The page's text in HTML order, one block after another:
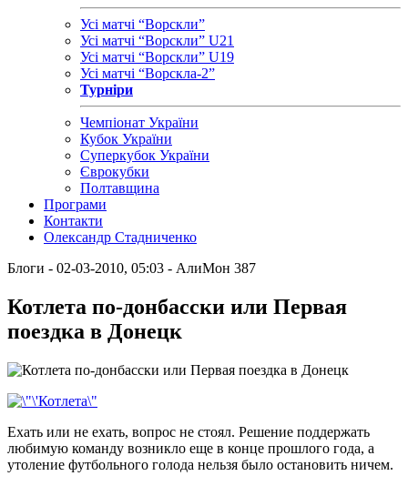
Усі матчі “Ворскли”
Усі матчі “Ворскли” U21
Усі матчі “Ворскли” U19
Усі матчі “Ворскла-2”
Турніри
Чемпіонат України
Кубок України
Суперкубок України
Єврокубки
Полтавщина
Програми
Контакти
Олександр Стадниченко
Блоги - 02-03-2010, 05:03 - АлиМон 387
Котлета по-донбасски или Первая
поездка в Донецк
Ехать или не ехать, вопрос не стоял. Решение поддержать
любимую команду возникло еще в конце прошлого года, а
утоление футбольного голода нельзя было остановить ничем.